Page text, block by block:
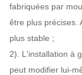
fabriquées par
être plus précises.
plus stable ;
2). L'installation à
peut modifier lui-